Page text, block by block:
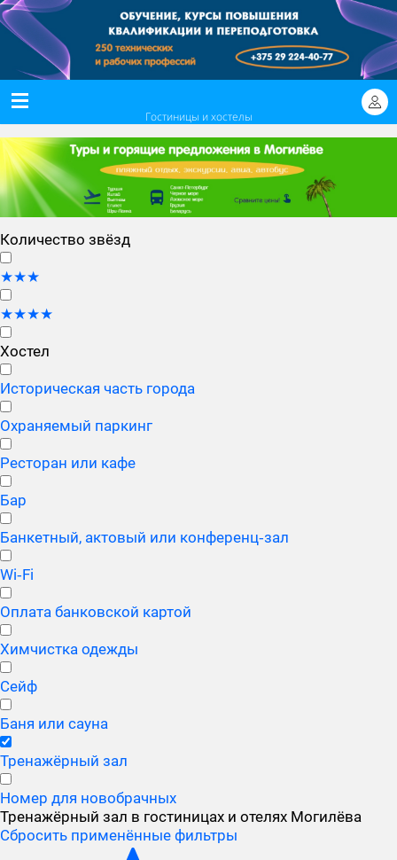
Гостиницы и хостелы
Количество звёзд
★★★
★★★★
Хостел
Историческая часть города
Охраняемый паркинг
Ресторан или кафе
Бар
Банкетный, актовый или конференц‑зал
Wi‑Fi
Оплата банковской картой
Химчистка одежды
Сейф
Баня или сауна
Тренажёрный зал
Номер для новобрачных
Тренажёрный зал в гостиницах и отелях Могилёва
Сбросить применённые фильтры